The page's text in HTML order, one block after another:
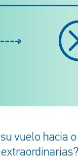
vuelo hacia